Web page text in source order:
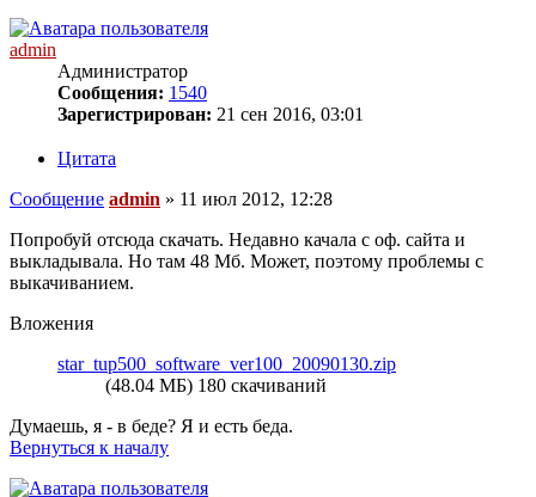
admin
Администратор
Сообщения: 1540
Зарегистрирован: 21 сен 2016, 03:01
Цитата
Сообщение admin » 11 июл 2012, 12:28
Попробуй отсюда скачать. Недавно качала с оф. сайта и
выкладывала. Но там 48 Мб. Может, поэтому проблемы с
выкачиванием.
Вложения
star_tup500_software_ver100_20090130.zip
(48.04 МБ) 180 скачиваний
Думаешь, я - в беде? Я и есть беда.
Вернуться к началу